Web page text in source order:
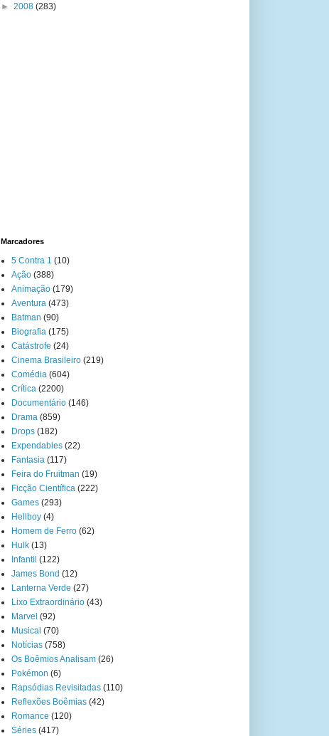
► 2008 (283)
Marcadores
5 Contra 1 (10)
Ação (388)
Animação (179)
Aventura (473)
Batman (90)
Biografia (175)
Catástrofe (24)
Cinema Brasileiro (219)
Comédia (604)
Crítica (2200)
Documentário (146)
Drama (859)
Drops (182)
Expendables (22)
Fantasia (117)
Feira do Fruitman (19)
Ficção Científica (222)
Games (293)
Hellboy (4)
Homem de Ferro (62)
Hulk (13)
Infantil (122)
James Bond (12)
Lanterna Verde (27)
Lixo Extraordinário (43)
Marvel (92)
Musical (70)
Notícias (758)
Os Boêmios Analisam (26)
Pokémon (6)
Rapsódias Revisitadas (110)
Reflexões Boêmias (42)
Romance (120)
Séries (417)